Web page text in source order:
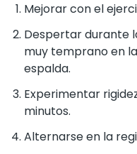
Mejorar con el
Despertar durante
muy temprano en
espalda.
Experimentar
minutos.
Alternarse en la